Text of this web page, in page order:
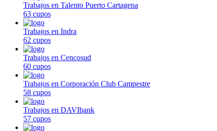
Trabajos en Talento Puerto Cartagena
63 cupos
Trabajos en Indra
62 cupos
Trabajos en Cencosud
60 cupos
Trabajos en Corporación Club Campestre
58 cupos
Trabajos en DAVIbank
57 cupos